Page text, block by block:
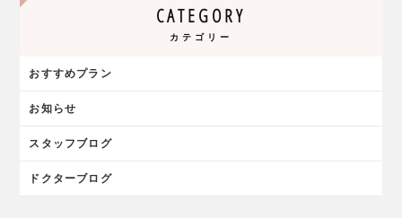
CATEGORY
カテゴリー
おすすめプラン
お知らせ
スタッフブログ
ドクターブログ